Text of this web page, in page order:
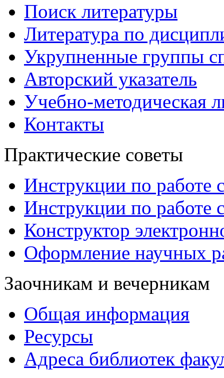
Поиск литературы
Литература по
Укрупненные группы
Авторский указатель
Учебно-методическая
Контакты
Практические советы
Инструкции по работе
Инструкции по работе
Конструктор
Оформление научных
Заочникам и вечерникам
Общая информация
Ресурсы
Адреса библиотек